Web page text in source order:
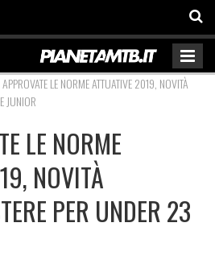
LE NORME ATTUATIVE 2019, NOVITÀ
JUNIOR
LE NORME
NOVITÀ
PER UNDER 23